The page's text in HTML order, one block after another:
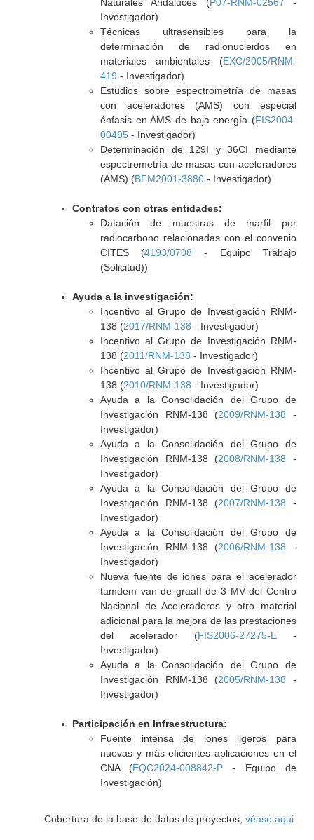
Investigador)
Técnicas ultrasensibles para la
determinación de radionucleidos en
materiales ambientales (EXC/2005/RNM-
419 - Investigador)
Estudios sobre espectrometría de masas
con aceleradores (AMS) con especial
énfasis en AMS de baja energía (FIS2004-
00495- Investigador)
Determinación de 129I y 36CI mediante
espectrometría de masas con aceleradores
(AMS) (BFM2001-3880- Investigador)
Contratos con otras entidades:
Datación de muestras de marfil por
radiocarbono relacionadas con el convenio
CITES (4193/0708 - Equipo Trabajo
(Solicitud))
Ayuda a la investigación:
Incentivo al Grupo de Investigación RNM-
138 (2017/RNM-138 - Investigador)
Incentivo al Grupo de Investigación RNM-
138 (2011/RNM-138 - Investigador)
Incentivo al Grupo de Investigación RNM-
138 (2010/RNM-138 - Investigador)
Ayuda a la Consolidación del Grupo de
Investigación RNM-138 (2009/RNM-138 -
Investigador)
Ayuda a la Consolidación del Grupo de
Investigación RNM-138 (2008/RNM-138 -
Investigador)
Ayuda a la Consolidación del Grupo de
Investigación RNM-138 (2007/RNM-138 -
Investigador)
Ayuda a la Consolidación del Grupo de
Investigación RNM-138 (2006/RNM-138 -
Investigador)
Nueva fuente de iones para el acelerador
tamdem van de graaff de 3 MV del Centro
Nacional de Aceleradores y otro material
adicional para la mejora de las prestaciones
del acelerador (FIS2006-27275-E-
Investigador)
Ayuda a la Consolidación del Grupo de
Investigación RNM-138 (2005/RNM-138 -
Investigador)
Participación en Infraestructura:
Fuente intensa de iones ligeros para
nuevas y más eficientes aplicaciones en el
CNA (EQC2024-008842-P - Equipo de
Investigación)
Cobertura de la base de datos de proyectos, véase aqui